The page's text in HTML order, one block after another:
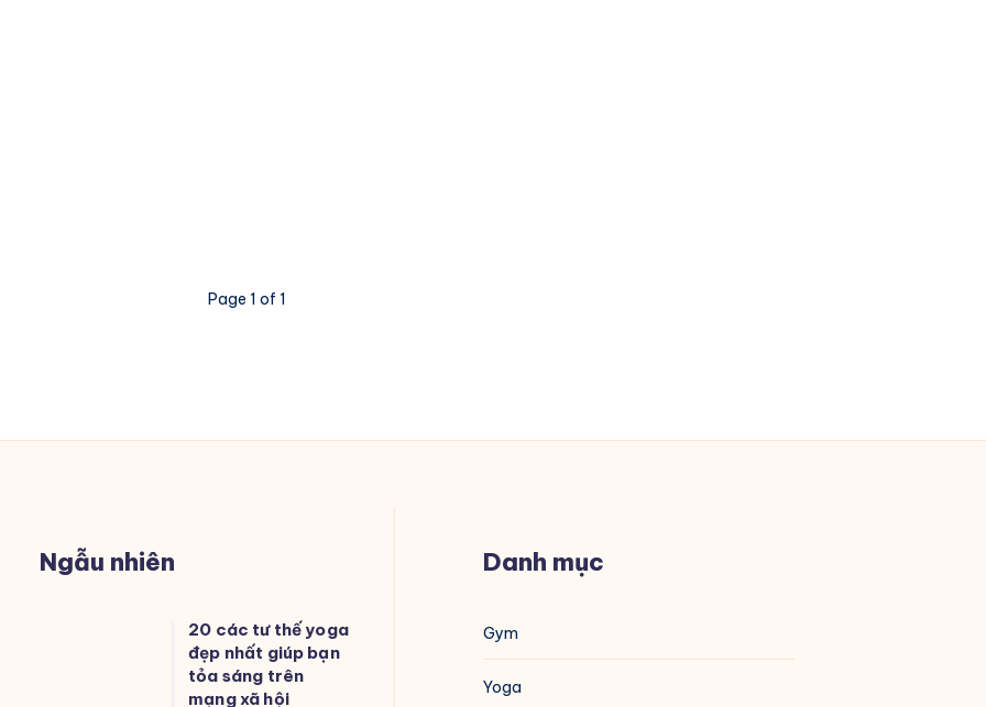
Page 1 of 1
Ngẫu nhiên
20 các tư thế yoga
đẹp nhất giúp bạn
tỏa sáng trên
mạng xã hội
Danh mục
Gym
Yoga